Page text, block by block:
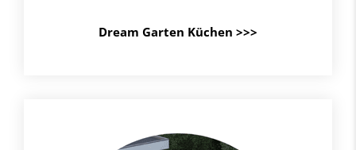
Dream Garten Küchen >>>